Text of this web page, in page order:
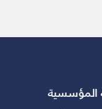
المؤسسية